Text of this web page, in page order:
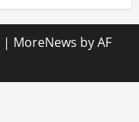
| MoreNews by AF